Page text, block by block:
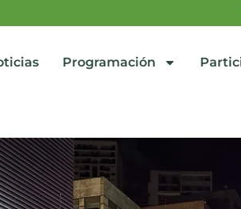
herramientas
Programación